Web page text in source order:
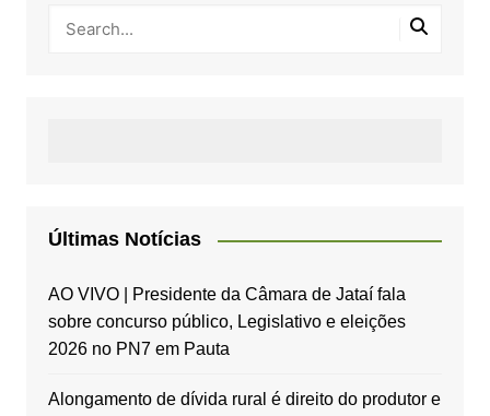
Últimas Notícias
AO VIVO | Presidente da Câmara de Jataí fala
sobre concurso público, Legislativo e eleições
2026 no PN7 em Pauta
Alongamento de dívida rural é direito do produtor e